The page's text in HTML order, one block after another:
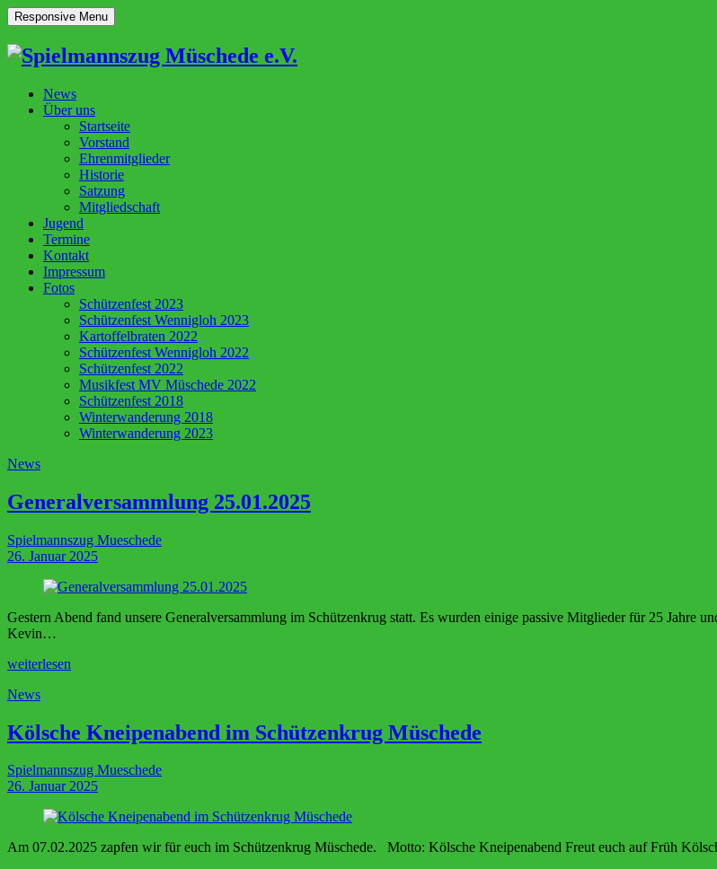
Responsive Menu
News
Über uns
Startseite
Vorstand
Ehrenmitglieder
Historie
Satzung
Mitgliedschaft
Jugend
Termine
Kontakt
Impressum
Fotos
Schützenfest 2023
Schützenfest Wennigloh 2023
Kartoffelbraten 2022
Schützenfest Wennigloh 2022
Schützenfest 2022
Musikfest MV Müschede 2022
Schützenfest 2018
Winterwanderung 2018
Winterwanderung 2023
News
Generalversammlung 25.01.2025
Spielmannszug Mueschede
26. Januar 2025
Gestern Abend fand unsere Generalversammlung im Schützenkrug statt. Es wurden einige passive Mitglieder für 25 Jahre
Kevin…
weiterlesen
News
Kölsche Kneipenabend im Schützenkrug Müschede
Spielmannszug Mueschede
26. Januar 2025
Am 07.02.2025 zapfen wir für euch im Schützenkrug Müschede. Motto: Kölsche Kneipenabend Freut euch auf Früh